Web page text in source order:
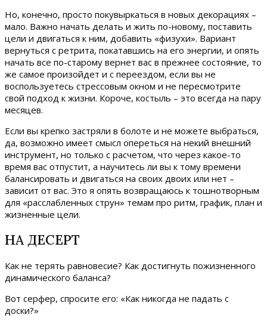
Но, конечно, просто покувыркаться в новых декорациях –
мало. Важно начать делать и жить по-новому, поставить
цели и двигаться к ним, добавить «физухи». Вариант
вернуться с ретрита, покатавшись на его энергии, и опять
начать все по-старому вернет вас в прежнее состояние, то
же самое произойдет и с переездом, если вы не
воспользуетесь стрессовым окном и не пересмотрите
свой подход к жизни. Короче, костыль – это всегда на пару
месяцев.
Если вы крепко застряли в болоте и не можете выбраться,
да, возможно имеет смысл опереться на некий внешний
инструмент, но только с расчетом, что через какое-то
время вас отпустит, а научитесь ли вы к тому времени
балансировать и двигаться на своих двоих или нет –
зависит от вас. Это я опять возвращаюсь к тошнотворным
для «расслабленных струн» темам про ритм, график, план и
жизненные цели.
НА ДЕСЕРТ
Как не терять равновесие? Как достигнуть пожизненного
динамического баланса?
Вот серфер, спросите его: «Как никогда не падать с
доски?»